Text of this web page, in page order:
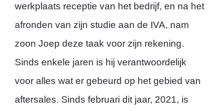
werkplaats receptie van het bedrijf, en na het
afronden van zijn studie aan de IVA, nam
zoon Joep deze taak voor zijn rekening.
Sinds enkele jaren is hij verantwoordelijk
voor alles wat er gebeurd op het gebied van
aftersales. Sinds februari dit jaar, 2021, is